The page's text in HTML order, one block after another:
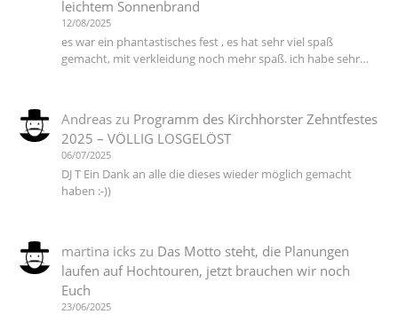
leichtem Sonnenbrand
12/08/2025
es war ein phantastisches fest , es hat sehr viel spaß
gemacht, mit verkleidung noch mehr spaß. ich habe sehr…
Andreaszu Programm des Kirchhorster Zehntfestes
2025 – VÖLLIG LOSGELÖST
06/07/2025
DJ T Ein Dank an alle die dieses wieder möglich gemacht
haben :-))
martina ickszu Das Motto steht, die Planungen
laufen auf Hochtouren, jetzt brauchen wir noch
Euch
23/06/2025